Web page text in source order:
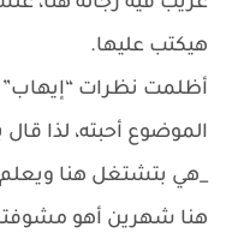
هيكتب عليها.
أظلمت نظرات
الموضوع أحبته، لذا قال
_هي بتشتغل هنا ويعلم
هنا شهرين أهو